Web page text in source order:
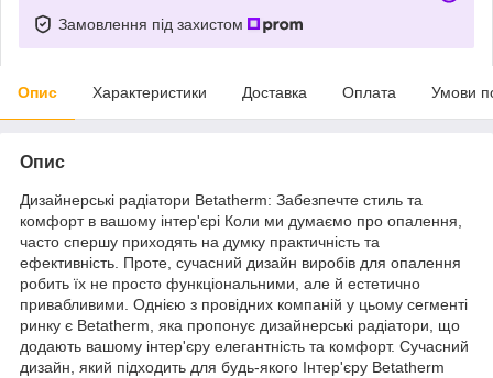
Замовлення під захистом
Опис Характеристики Доставка Оплата Умови
Опис
Дизайнерські радіатори Betatherm: Забезпечте стиль та
комфорт в вашому інтер'єрі Коли ми думаємо про опалення,
часто спершу приходять на думку практичність та
ефективність. Проте, сучасний дизайн виробів для опалення
робить їх не просто функціональними, але й естетично
привабливими. Однією з провідних компаній у цьому сегменті
ринку є Betatherm, яка пропонує дизайнерські радіатори, що
додають вашому інтер'єру елегантність та комфорт. Сучасний
дизайн, який підходить для будь-якого Інтер'єру Betatherm